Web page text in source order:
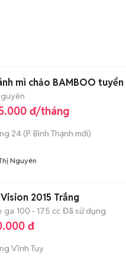
mì chảo BAMBOO tuyển
đ/tháng
24 (P. Bình Thạnh mới)
Nguyên
2015 Trắng
ga 100 - 175 cc Đã sử dụng
đ
Vĩnh Tuy